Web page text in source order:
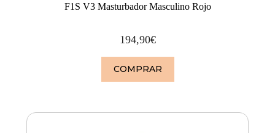
F1S V3 Masturbador Masculino Rojo
194,90€
COMPRAR